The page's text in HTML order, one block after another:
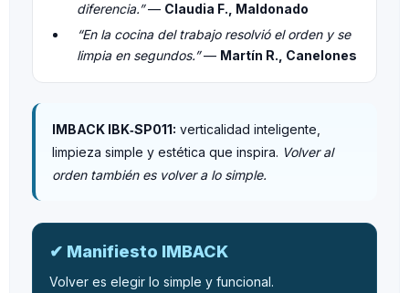
diferencia.”— Claudia F., Maldonado
“En la cocina del trabajo resolvió el orden y se
limpia en segundos.”— Martín R., Canelones
IMBACK IBK‑SP011: verticalidad inteligente,
limpieza simple y estética que inspira. Volver al
orden también es volver a lo simple.
✔ Manifiesto IMBACK
Volver es elegir lo simple y funcional.